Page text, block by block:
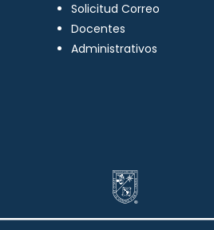
Solicitud Correo
Docentes
Administrativos